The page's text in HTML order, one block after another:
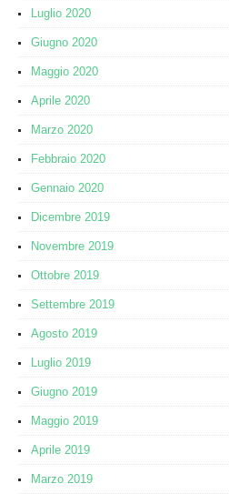
Luglio 2020
Giugno 2020
Maggio 2020
Aprile 2020
Marzo 2020
Febbraio 2020
Gennaio 2020
Dicembre 2019
Novembre 2019
Ottobre 2019
Settembre 2019
Agosto 2019
Luglio 2019
Giugno 2019
Maggio 2019
Aprile 2019
Marzo 2019